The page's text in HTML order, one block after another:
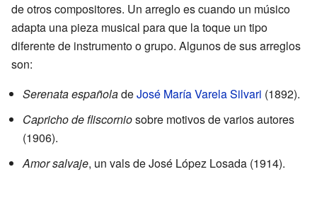
de otros compositores. Un arreglo es cuando un músico
adapta una pieza musical para que la toque un tipo
diferente de instrumento o grupo. Algunos de sus arreglos
son:
Serenata españoladeJosé María Varela Silvari (1892).
Capricho de fliscorniosobre motivos de varios autores
(1906).
Amor salvaje, un vals de José López Losada (1914).